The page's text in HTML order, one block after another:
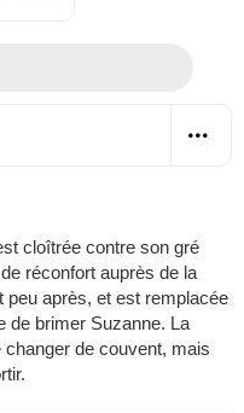
cloîtrée contre son gré
réconfort auprès de la
après, et est remplacée
de brimer Suzanne. La
de couvent, mais